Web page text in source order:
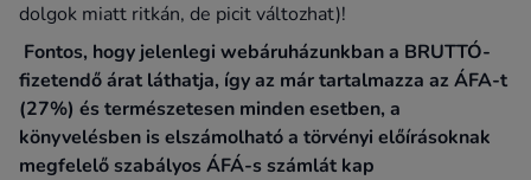
dolgok miatt ritkán, de picit változhat)!
Fontos, hogy jelenlegi webáruházunkban a BRUTTÓ-
fizetendő árat láthatja, így az már tartalmazza az ÁFA-t
(27%) és természetesen minden esetben, a
könyvelésben is elszámolható a törvényi előírásoknak
megfelelő szabályos ÁFÁ-s számlát kap